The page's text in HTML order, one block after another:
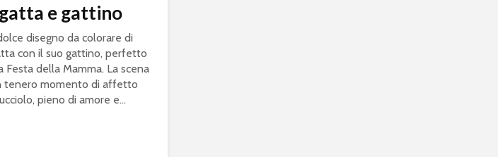
e gattino
disegno da colorare di
con il suo gattino, perfetto
Festa della Mamma. La scena
tenero momento di affetto
pieno di amore e...